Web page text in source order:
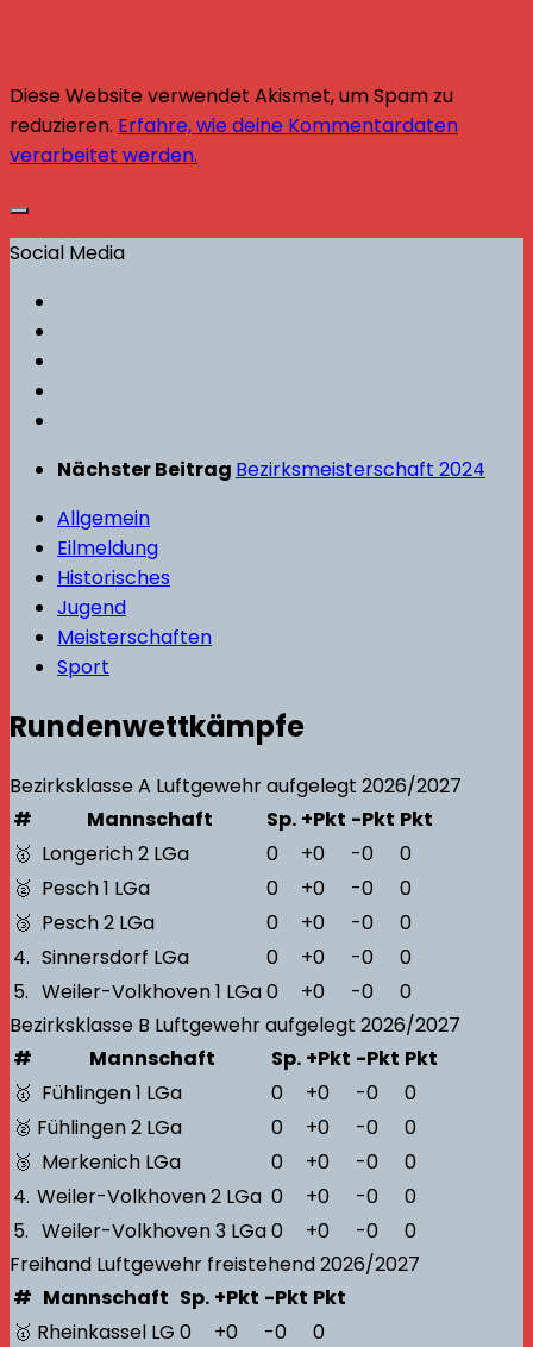
Diese Website verwendet Akismet, um Spam zu
reduzieren. Erfahre, wie deine Kommentardaten
verarbeitet werden.
Social Media
Nächster Beitrag Bezirksmeisterschaft 2024
Allgemein
Eilmeldung
Historisches
Jugend
Meisterschaften
Sport
Rundenwettkämpfe
Bezirksklasse A Luftgewehr aufgelegt 2026/2027
#
Mannschaft Sp. +Pkt -Pkt Pkt
🥇 Longerich 2 LGa 0 +0 -0
0
🥈 Pesch 1 LGa 0 +0 -0
0
🥉 Pesch 2 LGa 0 +0 -0
0
4. Sinnersdorf LGa 0 +0 -0
0
5. Weiler-Volkhoven 1 LGa0 +0 -0
0
Bezirksklasse B Luftgewehr aufgelegt 2026/2027
#
Mannschaft Sp. +Pkt -Pkt Pkt
🥇 Fühlingen 1 LGa 0 +0 -0
0
🥈 Fühlingen 2 LGa 0 +0 -0
0
🥉 Merkenich LGa 0 +0 -0
0
4. Weiler-Volkhoven 2 LGa 0 +0 -0
0
5. Weiler-Volkhoven 3 LGa0 +0 -0
0
Freihand Luftgewehr freistehend2026/2027
# Mannschaft Sp. +Pkt -Pkt Pkt
🥇 Rheinkassel LG 0 +0 -0
0